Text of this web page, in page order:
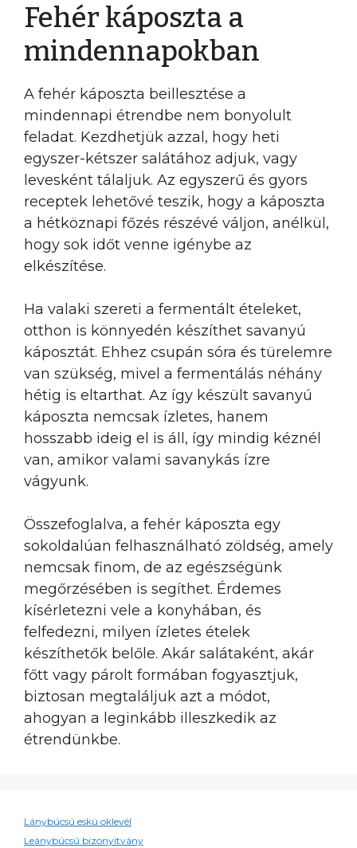
Fehér káposzta a
mindennapokban
A fehér káposzta beillesztése a
mindennapi étrendbe nem bonyolult
feladat. Kezdhetjük azzal, hogy heti
egyszer-kétszer salátához adjuk, vagy
levesként tálaljuk. Az egyszerű és gyors
receptek lehetővé teszik, hogy a káposzta
a hétköznapi főzés részévé váljon, anélkül,
hogy sok időt venne igénybe az
elkészítése.
Ha valaki szereti a fermentált ételeket,
otthon is könnyedén készíthet savanyú
káposztát. Ehhez csupán sóra és türelemre
van szükség, mivel a fermentálás néhány
hétig is eltarthat. Az így készült savanyú
káposzta nemcsak ízletes, hanem
hosszabb ideig el is áll, így mindig kéznél
van, amikor valami savanykás ízre
vágyunk.
Összefoglalva, a fehér káposzta egy
sokoldalúan felhasználható zöldség, amely
nemcsak finom, de az egészségünk
megőrzésében is segíthet. Érdemes
kísérletezni vele a konyhában, és
felfedezni, milyen ízletes ételek
készíthetők belőle. Akár salátaként, akár
főtt vagy párolt formában fogyasztjuk,
biztosan megtaláljuk azt a módot,
ahogyan a leginkább illeszkedik az
étrendünkbe.
Lánybúcsú eskü oklevél
Leánybúcsú bizonyítvány